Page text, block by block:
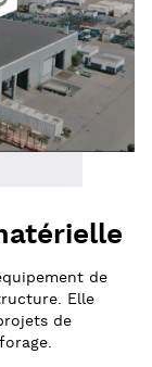
de
Elle
de